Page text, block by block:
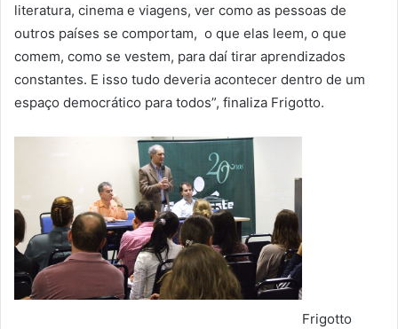
literatura, cinema e viagens, ver como as pessoas de
outros países se comportam, o que elas leem, o que
comem, como se vestem, para daí tirar aprendizados
constantes. E isso tudo deveria acontecer dentro de um
espaço democrático para todos”, finaliza Frigotto.
Frigotto